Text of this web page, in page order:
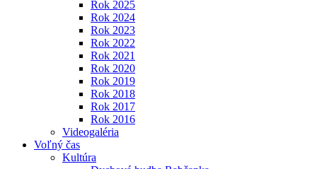
Rok 2025
Rok 2024
Rok 2023
Rok 2022
Rok 2021
Rok 2020
Rok 2019
Rok 2018
Rok 2017
Rok 2016
Videogaléria
Voľný čas
Kultúra